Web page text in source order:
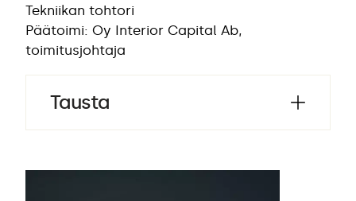
Tekniikan tohtori
Päätoimi: Oy Interior Capital Ab,
toimitusjohtaja
Tausta